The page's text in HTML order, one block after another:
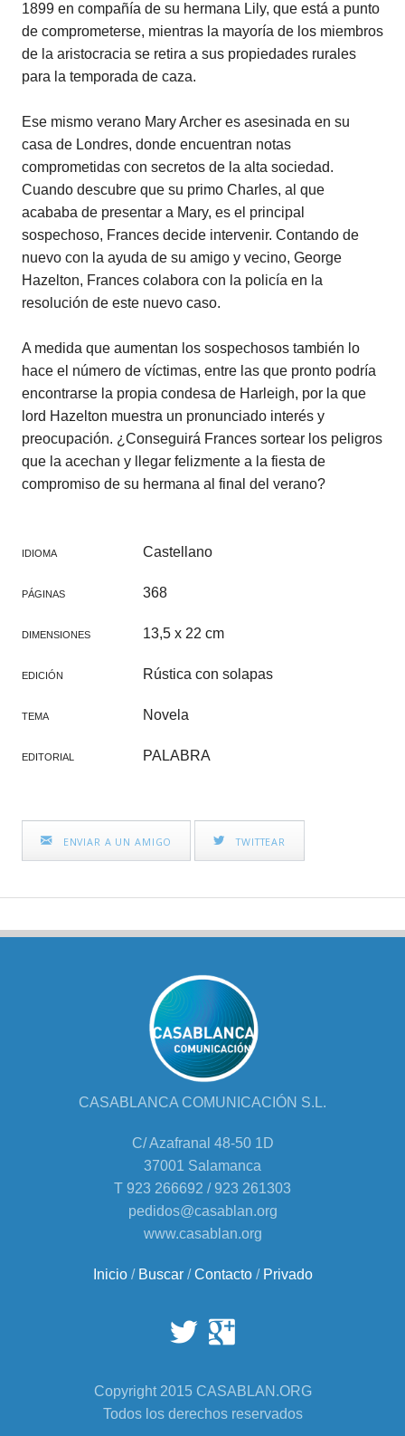
1899 en compañía de su hermana Lily, que está a punto
de comprometerse, mientras la mayoría de los miembros
de la aristocracia se retira a sus propiedades rurales
para la temporada de caza.
Ese mismo verano Mary Archer es asesinada en su
casa de Londres, donde encuentran notas
comprometidas con secretos de la alta sociedad.
Cuando descubre que su primo Charles, al que
acababa de presentar a Mary, es el principal
sospechoso, Frances decide intervenir. Contando de
nuevo con la ayuda de su amigo y vecino, George
Hazelton, Frances colabora con la policía en la
resolución de este nuevo caso.
A medida que aumentan los sospechosos también lo
hace el número de víctimas, entre las que pronto podría
encontrarse la propia condesa de Harleigh, por la que
lord Hazelton muestra un pronunciado interés y
preocupación. ¿Conseguirá Frances sortear los peligros
que la acechan y llegar felizmente a la fiesta de
compromiso de su hermana al final del verano?
IDIOMA Castellano
PÁGINAS 368
DIMENSIONES 13,5 x 22 cm
EDICIÓN Rústica con solapas
TEMA Novela
EDITORIAL PALABRA
ENVIAR A UN AMIGO TWITTEAR
CASABLANCA COMUNICACIÓN S.L.
C/ Azafranal 48-50 1D
37001 Salamanca
T 923 266692 / 923 261303
pedidos@casablan.org
www.casablan.org
Inicio/ Buscar/Contacto/ Privado
Copyright 2015 CASABLAN.ORG
Todos los derechos reservados